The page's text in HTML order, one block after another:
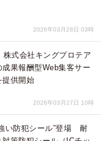
2026年03月28日 03時
式会社キングプロテア
果報酬型Web集客サー
提供開始
2026年03月27日 10時
い防犯シール”登場 耐